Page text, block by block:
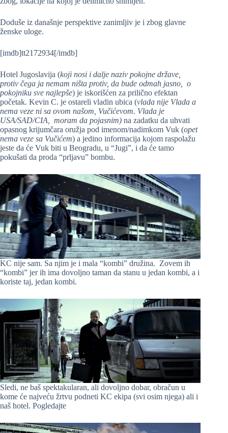
Doduše iz današnje perspektive zanimljiv je i zbog glavne
ženske uloge.
[imdb]tt2172934[/imdb]
Hotel Jugoslavija (koji nosi i dalje naziv pokojne države,
protiv čega ja nemam ništa protiv, da bude odmah jasno, o
pokojniku sve najlepše) je iskorišćen za prilično efektan
početak. Kevin C. je ostareli vladin ubica (vlada nije Vlada a
nema veze ni sa ovom našom, Vučićevom. Vlada je
USA/SAD/CIA, moram da pojasnim) na zadatku da uhvati
opasnog krijumčara oružja pod imenom/nadimkom Vuk (opet
nema veze sa Vučićem) a jedino informacija kojom raspolažu
jeste da će Vuk biti u Beogradu, u “Jugi”, i da će tamo
pokušati da proda “prljavu” bombu.
KC nije sam. Sa njim je i mala “kombi” družina. Zovem ih
“kombi” jer ih ima dovoljno taman da stanu u jedan kombi, a i
koriste taj, jedan kombi.
Sledi, ne baš spektakularan, ali dovoljno dobar, obračun u
kome će najveću žrtvu podneti KC ekipa (svi osim njega) ali i
naš hotel. Pogledajte